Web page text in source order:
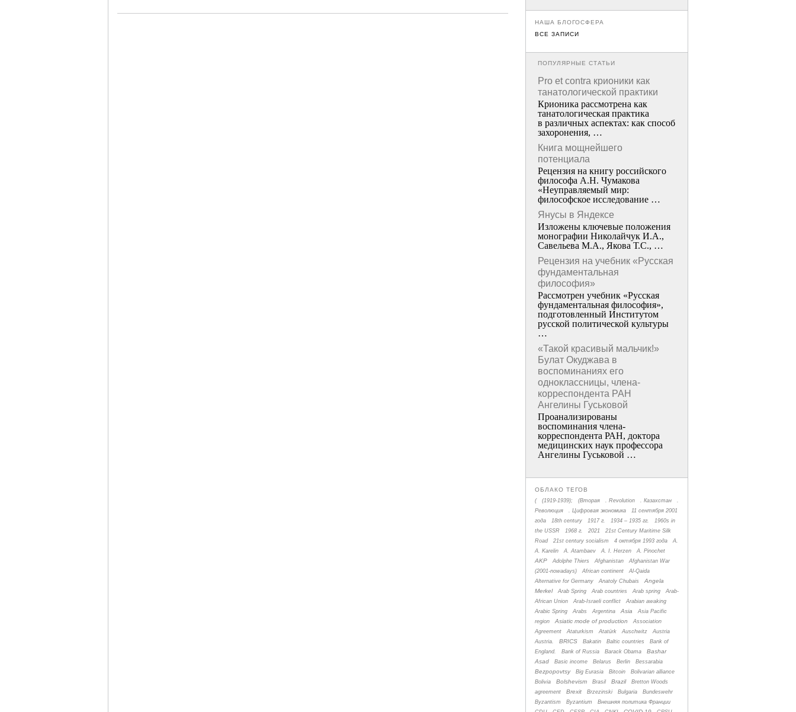
НАША БЛОГОСФЕРА
ВСЕ ЗАПИСИ
ПОПУЛЯРНЫЕ СТАТЬИ
Pro et contra крионики как
танатологической практики
Крионика рассмотрена как
танатологическая практика
в различных аспектах: как способ
захоронения, …
Книга мощнейшего
потенциала
Рецензия на книгу российского
философа А.Н. Чумакова
«Неуправляемый мир:
философское исследование …
Янусы в Яндексе
Изложены ключевые положения
монографии Николайчук И.А.,
Савельева М.А., Якова Т.С., …
Рецензия на учебник «Русская
фундаментальная
философия»
Рассмотрен учебник «Русская
фундаментальная философия»,
подготовленный Институтом
русской политической культуры
…
«Такой красивый мальчик!»
Булат Окуджава в
воспоминаниях его
одноклассницы, члена-
корреспондента РАН
Ангелины Гуськовой
Проанализированы
воспоминания члена­
корреспондента РАН, доктора
медицинских наук профессора
Ангелины Гуськовой …
ОБЛАКО ТЕГОВ
( (1919-1939); (Вторая . Revolution . Казахстан
.
Революция
. Цифровая экономика
11 сентября 2001
года
18th century 1917 г. 1934 – 1935 гг.
1960s in
the USSR
1968 г. 2021
21st Century Maritime Silk
Road
21st century socialism 4 октября 1993 года
A.
A. Karelin
A. Atambaev A. I. Herzen A. Pinochet
AKP Adolphe Thiers Afghanistan
Afghanistan War
(2001-nowadays)
African continent
Al-Qaida
Alternative for Germany
Anatoly Chubais
Angela
Merkel
Arab Spring Arab countries Arab spring
Arab-
African Union
Arab-Israeli conflict
Arabian awaking
Arabic Spring
Arabs Argentina Asia
Asia Pacific
region
Asiatic mode of production
Association
Agreement
Ataturkism Atatürk Auschwitz
Austria
Austria.
BRICS Bakatin Baltic countries
Bank of
England.
Bank of Russia Barack Obama
Bashar
Asad
Basic income Belarus Berlin Bessarabia
Bezpopovtsy Big Eurasia Bitcoin
Bolivarian alliance
Bolivia
Bolshevism Brasil Brazil
Bretton Woods
agreement
Brexit Brzezinski Bulgaria
Bundeswehr
Byzantism
Byzantium
Bнешняя политика Франции